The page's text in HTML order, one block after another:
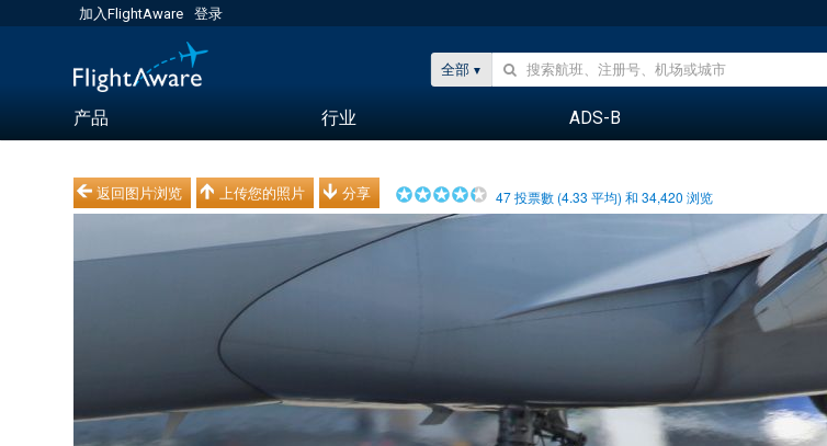
加入FlightAware 登录
全部
产品 行业 ADS-B
返回图片浏览 上传您的照片 分享 47投票數 (4.33 平均) 和34,420 浏览